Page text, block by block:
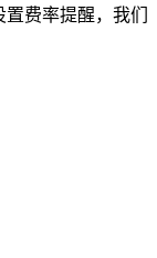
费率提醒，我们